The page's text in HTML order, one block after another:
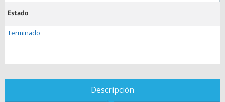
Estado
Terminado
Descripción